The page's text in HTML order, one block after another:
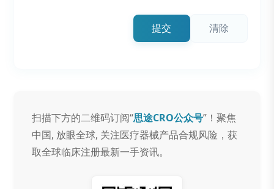
提交 清除
扫描下方的二维码订阅“思途CRO公众号”！聚焦
中国, 放眼全球, 关注医疗器械产品合规风险，获
取全球临床注册最新一手资讯。